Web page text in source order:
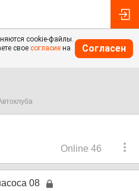
cookie-файлы.
свое согласие на
Согласен
Online 46
08